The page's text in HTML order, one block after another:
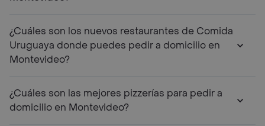
¿Cuáles son los nuevos restaurantes de Comida
Uruguaya donde puedes pedir a domicilio en
Montevideo?
¿Cuáles son las mejores pizzerías para pedir a
domicilio en Montevideo?